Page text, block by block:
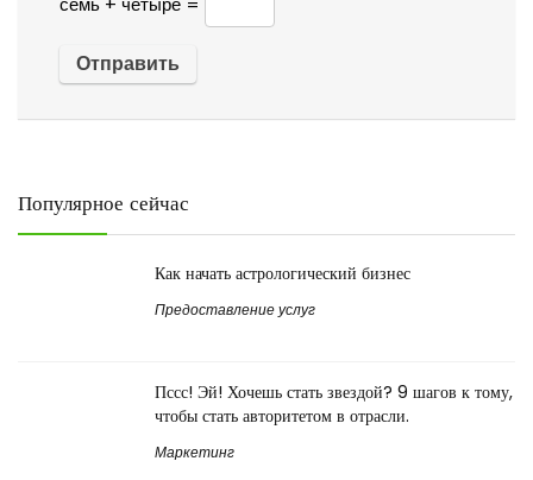
Популярное сейчас
Как начать астрологический бизнес
Предоставление услуг
Пссс! Эй! Хочешь стать звездой? 9 шагов к тому,
чтобы стать авторитетом в отрасли.
Маркетинг